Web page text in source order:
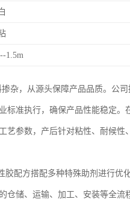
1.5m
杂，从源头保障产品品质。公司
标准执行，确保产品性能稳定。
艺参数，产后针对粘性、耐候性
配方搭配多种特殊助剂进行优化
仓储、运输、加工、安装等全流